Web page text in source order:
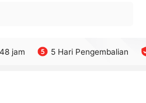
jam 5 Hari Pengembalian